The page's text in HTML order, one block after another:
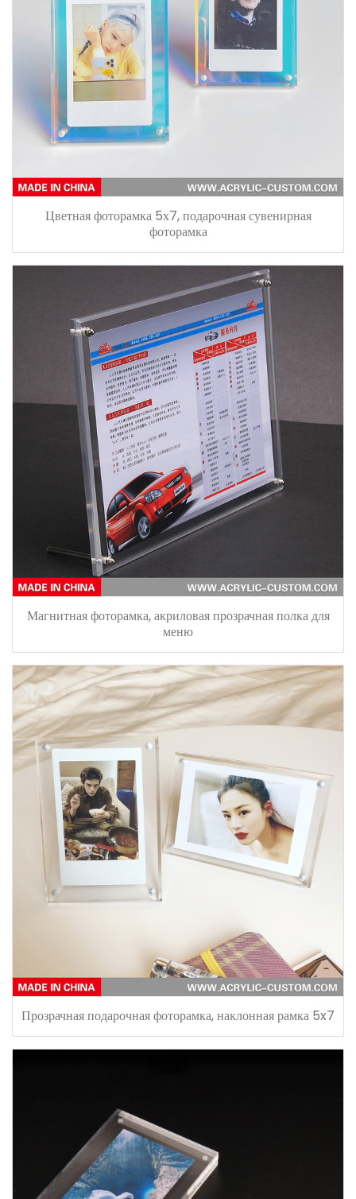
Цветная фоторамка 5х7, подарочная сувенирная
фоторамка
Магнитная фоторамка, акриловая прозрачная полка для
меню
Прозрачная подарочная фоторамка, наклонная рамка 5x7